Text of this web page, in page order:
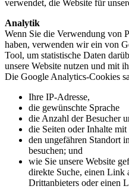
verwendet, die Website für
Analytik
Wenn Sie die Verwendung von
haben, verwenden wir ein von
Tool, um statistische Daten
unsere Website nutzen und mit
Die Google Analytics-Cookies
Ihre IP-Adresse,
die gewünschte Sprache
die Anzahl der Besucher
die Seiten oder Inhalte
den ungefähren Standort
besuchen; und
wie Sie unsere Website
direkte Suche, einen Link
Drittanbieters oder einen